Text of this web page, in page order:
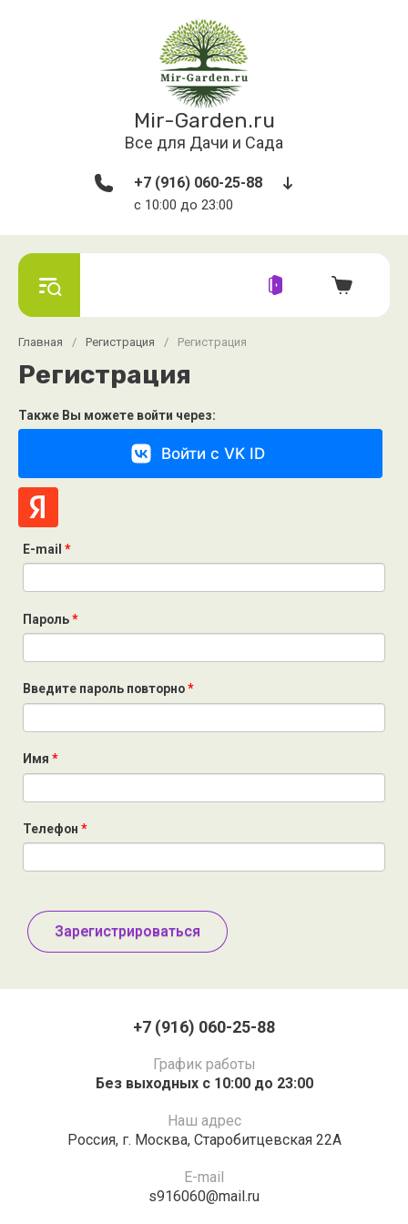
Mir-Garden.ru
Все для Дачи и Сада
+7 (916) 060-25-88
с 10:00 до 23:00
Главная / Регистрация / Регистрация
Регистрация
E-mail*
Пароль*
Введите пароль повторно*
Имя*
Телефон*
Также Вы можете войти через:
Войти с VK ID
+7 (916) 060-25-88
График работы
Без выходных с 10:00 до 23:00
Наш адрес
Россия,​ г.​ Москва, Старобитцевская 22А​
E-mail
s916060@mail.ru